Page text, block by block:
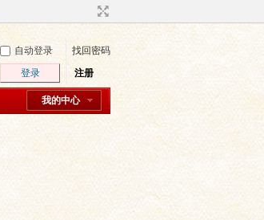
自动登录
找回密码
登录 注册
我的中心